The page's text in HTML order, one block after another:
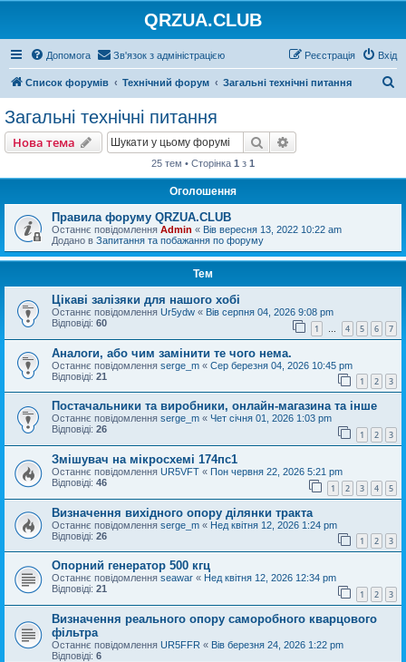
QRZUA.CLUB
Допомога Зв'язок з адміністрацією Вхід
Реєстрація
Список форумів Технічний форум Загальні технічні питання
Загальні технічні питання
Нова тема Пошук
25 тем • Сторінка 1 з 1
Оголошення
Правила форуму QRZUA.CLUB
Останнє повідомлення Admin « Вів вересня 13, 2022 10:22 am
Додано в Запитання та побажання по форуму
Тем
Цікаві залізяки для нашого хобі
Останнє повідомлення Ur5ydw « Вів серпня 04, 2026 9:08 pm
Відповіді: 60 1 … 4 5 6 7
Аналоги, або чим замінити те чого нема.
Останнє повідомлення serge_m « Сер березня 04, 2026 10:45 pm
Відповіді: 21 1 2 3
Постачальники та виробники, онлайн-магазина та інше
Останнє повідомлення serge_m « Чет січня 01, 2026 1:03 pm
Відповіді: 26 1 2 3
Змішувач на мікросхемі 174пс1
Останнє повідомлення UR5VFT « Пон червня 22, 2026 5:21 pm
Відповіді: 46 1 2 3 4 5
Визначення вихідного опору ділянки тракта
Останнє повідомлення serge_m « Нед квітня 12, 2026 1:24 pm
Відповіді: 26 1 2 3
Опорний генератор 500 кгц
Останнє повідомлення seawar « Нед квітня 12, 2026 12:34 pm
Відповіді: 21 1 2 3
Визначення реального опору саморобного кварцового
фільтра
Останнє повідомлення UR5FFR « Вів березня 24, 2026 1:22 pm
Відповіді: 6